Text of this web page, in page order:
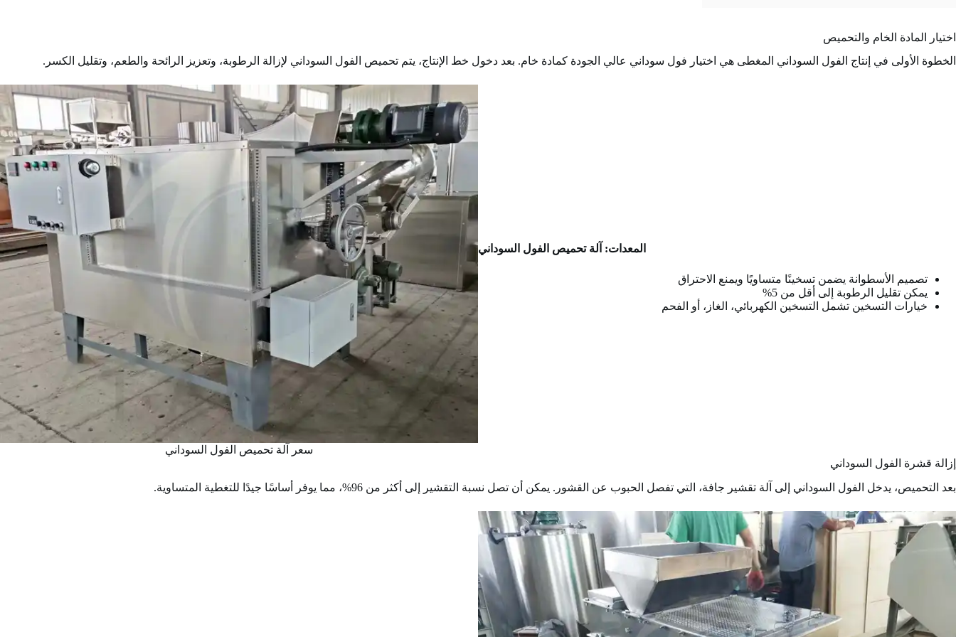
اختيار المادة الخام والتحميص
الخطوة الأولى في إنتاج الفول السوداني المغطى هي اختيار فول سوداني عالي الجودة كمادة خام. بعد دخول خط الإنتاج، يتم تحميص الفول السوداني لإزالة الرطوبة، وتعزيز الرائحة والطعم، وتقليل الكسر.
المعدات: آلة تحميص الفول السوداني
تصميم الأسطوانة يضمن تسخينًا متساويًا ويمنع الاحتراق
يمكن تقليل الرطوبة إلى أقل من 5%
خيارات التسخين تشمل التسخين الكهربائي، الغاز، أو الفحم
سعر آلة تحميص الفول السوداني
إزالة قشرة الفول السوداني
بعد التحميص، يدخل الفول السوداني إلى آلة تقشير جافة، التي تفصل الحبوب عن القشور. يمكن أن تصل نسبة التقشير إلى أكثر من 96%، مما يوفر أساسًا جيدًا للتغطية المتساوية.